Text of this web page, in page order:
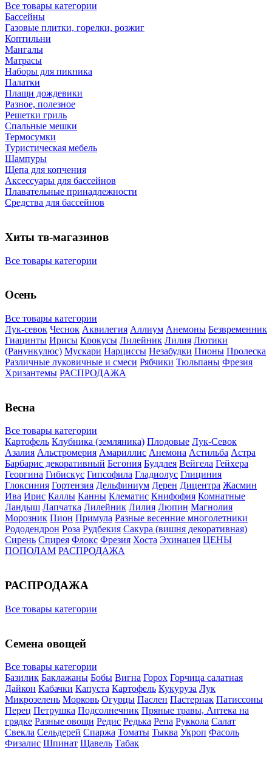
Все товары категории
Бассейны
Газовые плитки, горелки, розжиг
Коптильни
Мангалы
Матрасы
Наборы для пикника
Палатки
Плащи дождевики
Разное, полезное
Решетки гриль
Спальные мешки
Термосумки
Туристическая мебель
Шампуры
Щепа для копчения
Аксессуары для бассейнов
Плавательные принадлежности
Средства для бассейнов
Хиты тв-магазинов
Все товары категории
Осень
Все товары категории
Лук-севок Чеснок Аквилегия Аллиум Анемоны Безвременник
Гиацинты Ирисы Крокусы Лилейник Лилия Лютики
(Ранункулюс) Мускари Нарцисcы Незабудки Пионы Пролеска
Различные луковичные и смеси Рябчики Тюльпаны Фрезия
Хризантемы РАСПРОДАЖА
Весна
Все товары категории
Картофель Клубника (земляника) Плодовые Лук-Севок
Азалия Альстромерия Амариллис Анемона Астильба Астра
Барбарис декоративный Бегония Буддлея Вейгела Гейхера
Георгина Гибискус Гипсофила Гладиолус Глициния
Глоксиния Гортензия Дельфиниум Дерен Дицентра Жасмин
Ива Ирис Каллы Канны Клематис Книфофия Комнатные
Ландыш Лапчатка Лилейник Лилия Люпин Магнолия
Морозник Пион Примула Разные весенние многолетники
Рододендрон Роза Рудбекия Сакура (вишня декоративная)
Сирень Спирея Флокс Фрезия Хоста Эхинацея ЦЕНЫ
ПОПОЛАМ РАСПРОДАЖА
РАСПРОДАЖА
Все товары категории
Семена овощей
Все товары категории
Базилик Баклажаны Бобы Вигна Горох Горчица салатная
Дайкон Кабачки Капуста Картофель Кукуруза Лук
Микрозелень Морковь Огурцы Паслен Пастернак Патиссоны
Перец Петрушка Подсолнечник Пряные травы, Аптека на
грядке Разные овощи Редис Редька Репа Руккола Салат
Свекла Сельдерей Спаржа Томаты Тыква Укроп Фасоль
Физалис Шпинат Щавель Табак